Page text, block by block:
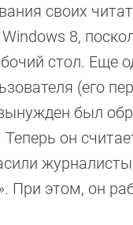
своих
8,
стол. Еще
(его
был
он
При этом, он